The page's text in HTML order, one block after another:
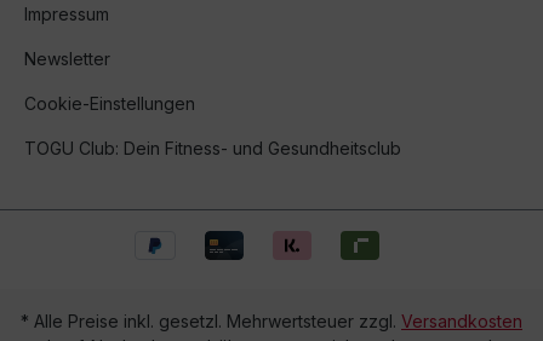
Impressum
Newsletter
Cookie-Einstellungen
TOGU Club: Dein Fitness- und Gesundheitsclub
* Alle Preise inkl. gesetzl. Mehrwertsteuer zzgl. Versandkosten